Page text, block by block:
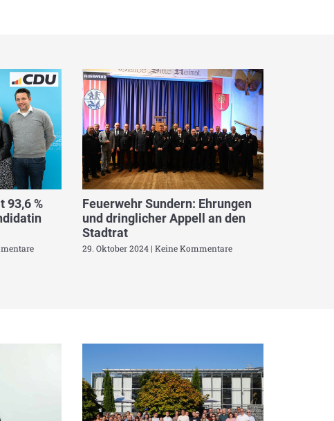
93,6 %
Feuerwehr Sundern: Ehrungen
und dringlicher Appell an den
Stadtrat
29. Oktober 2024 Keine Kommentare